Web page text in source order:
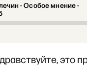
- Особое мнение -
это